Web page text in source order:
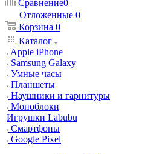
Сравнение0
Отложенные 0
Корзина 0
Каталог
Apple iPhone
Samsung Galaxy
Умные часы
Планшеты
Наушники и гарнитуры
Моноблоки
Игрушки Labubu
Смартфоны
Google Pixel